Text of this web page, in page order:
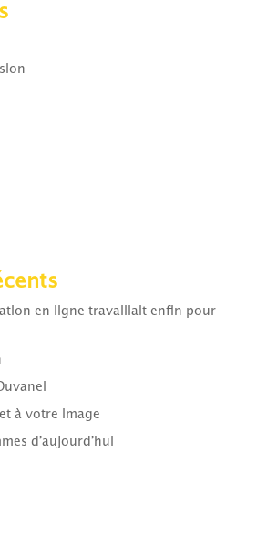
en ligne travaillait enfin pour
à votre image
d’aujourd’hui